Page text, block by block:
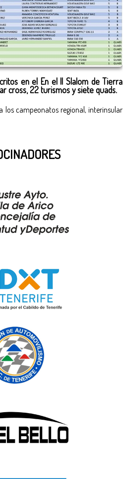
en el En el II Slalom de Tierra
cross, 22 turismos y siete quads.
los campeonatos regional, interinsular